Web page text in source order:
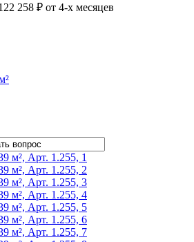
258 ₽ от 4-х месяцев